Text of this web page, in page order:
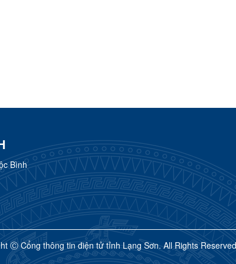
Bình
Ⓒ Cổng thông tin điện tử tỉnh Lạng Sơn. All Rights Reserved